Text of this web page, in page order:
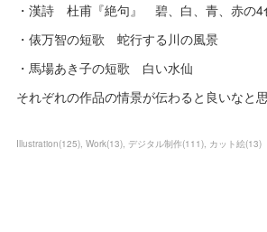
・漢詩 杜甫『絶句』 碧、白、青、赤の4
・俵万智の短歌 蛇行する川の風景
・馬場あき子の短歌 白い水仙
それぞれの作品の情景が伝わると良いなと思
Illustration(125) Work(13) デジタル制作(111) カット絵(13)